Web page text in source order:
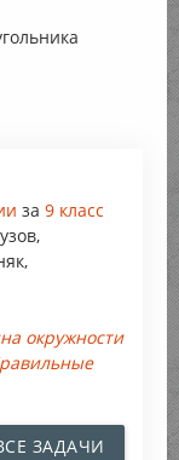
за 9 класс
окружности
ЗАДАЧИ